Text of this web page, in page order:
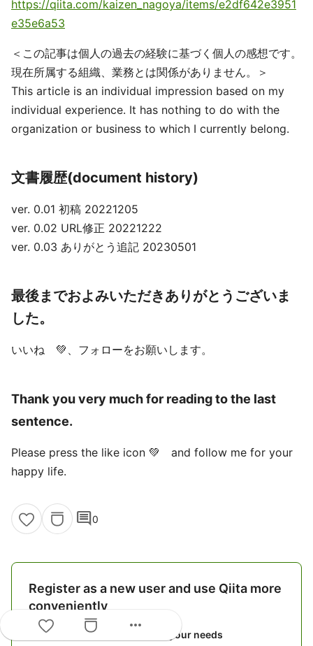
https://qiita.com/kaizen_nagoya/items/e2df642e3951
e35e6a53
＜この記事は個人の過去の経験に基づく個人の感想です。
現在所属する組織、業務とは関係がありません。＞
This article is an individual impression based on my
individual experience. It has nothing to do with the
organization or business to which I currently belong.
文書履歴(document history)
ver. 0.01 初稿 20221205
ver. 0.02 URL修正 20221222
ver. 0.03 ありがとう追記 20230501
最後までおよみいただきありがとうございま
した。
いいね 💚、フォローをお願いします。
Thank you very much for reading to the last
sentence.
Please press the like icon 💚 and follow me for your
happy life.
comment0
Register as a new user and use Qiita more
conveniently
You get articles that match your needs
more_horiz